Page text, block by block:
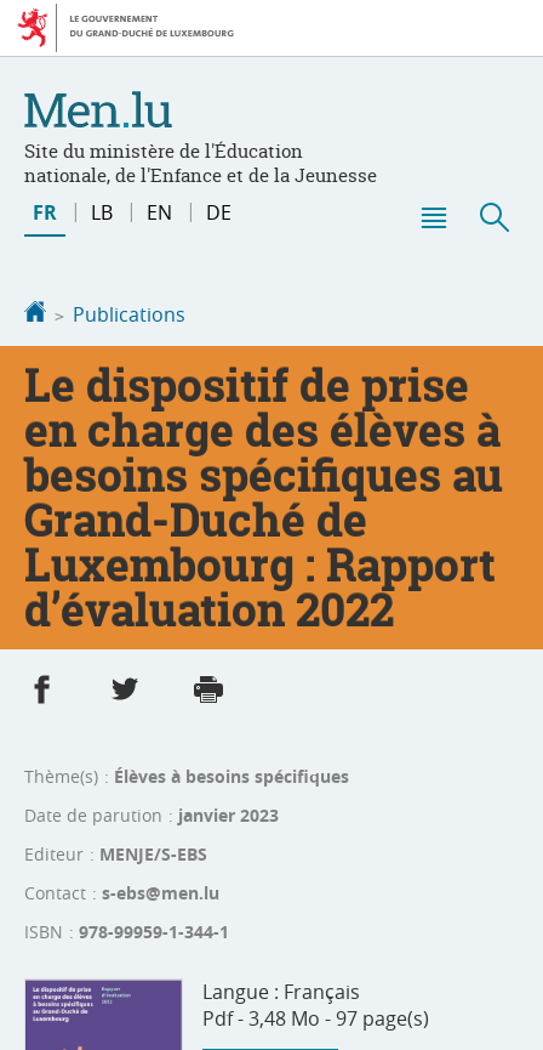
Aller
navigation
Aller
au
Site du ministère de l'Éducation
nationale, de l'Enfance et de la Jeunesse
Changer
de
FR LB EN DE
Accueil
Publications
Le dispositif de prise
en charge des élèves à
besoins spécifiques au
Grand-Duché de
Luxembourg : Rapport
d’évaluation 2022
Partager sur Facebook
Partager sur Twitter
Thème(s)
Élèves à besoins spécifiques
Date de parution
janvier 2023
Editeur
MENJE/S-EBS
Contact
s-ebs@men.lu
ISBN
978-99959-1-344-1
Langue : Français
Pdf - 3,48 Mo - 97 page(s)